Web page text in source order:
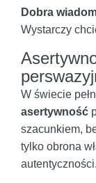
Dobra
Wystarczy
W świecie
asertywność
szacunkiem,
tylko obrona
autentyczności.